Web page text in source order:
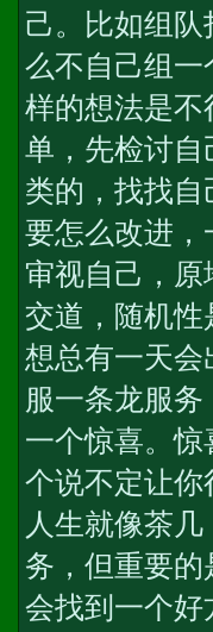
己。比如组
么不自己组
样的想法是
单，先检讨
类的，找找
要怎么改进
审视自己，
交道，随机
想总有一天
服一条龙服务
一个惊喜。
个说不定让你
人生就像茶
务 ，但重要
会找到一个